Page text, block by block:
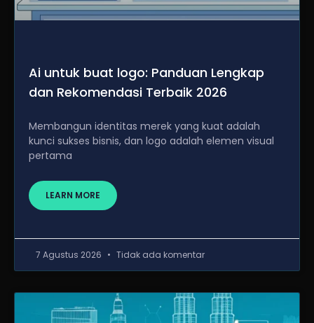
Ai untuk buat logo: Panduan Lengkap
dan Rekomendasi Terbaik 2026
Membangun identitas merek yang kuat adalah
kunci sukses bisnis, dan logo adalah elemen visual
pertama
LEARN MORE
7 Agustus 2026 Tidak ada komentar